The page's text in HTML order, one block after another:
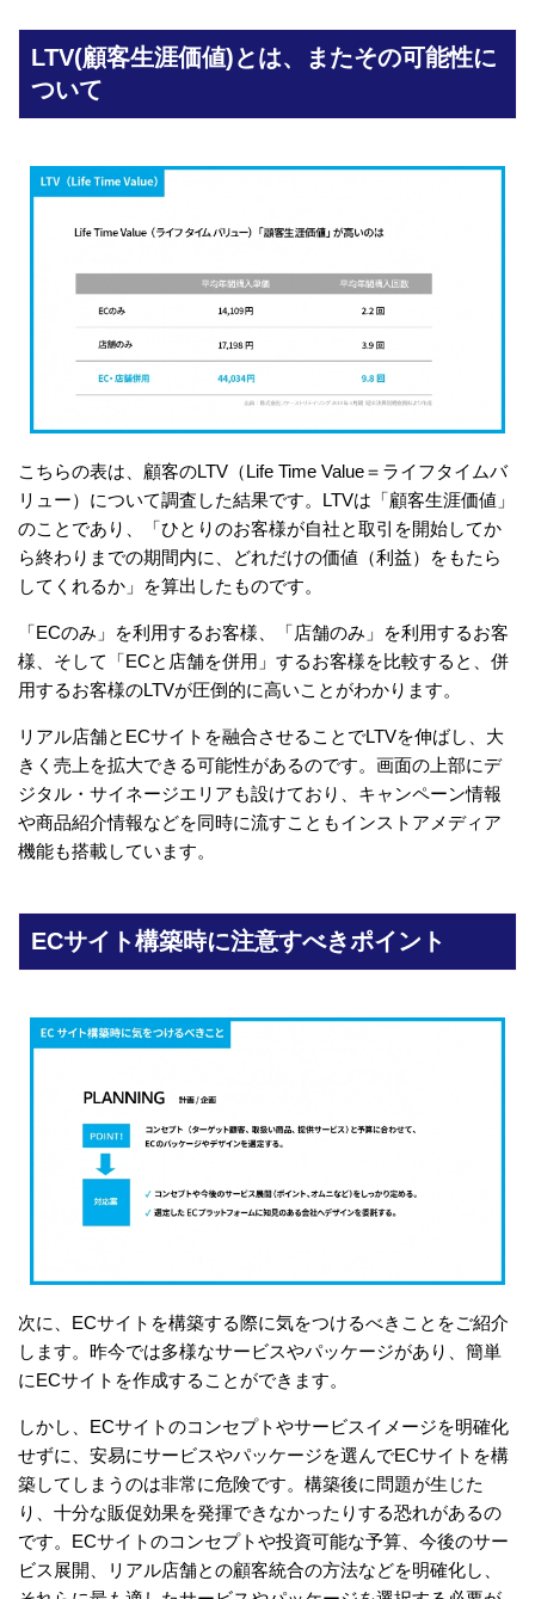
LTV(顧客生涯価値)とは、またその可能性に
ついて
こちらの表は、顧客のLTV（Life Time Value＝ライフタイムバ
リュー）について調査した結果です。LTVは「顧客生涯価値」
のことであり、「ひとりのお客様が自社と取引を開始してか
ら終わりまでの期間内に、どれだけの価値（利益）をもたら
してくれるか」を算出したものです。
「ECのみ」を利用するお客様、「店舗のみ」を利用するお客
様、そして「ECと店舗を併用」するお客様を比較すると、併
用するお客様のLTVが圧倒的に高いことがわかります。
リアル店舗とECサイトを融合させることでLTVを伸ばし、大
きく売上を拡大できる可能性があるのです。画面の上部にデ
ジタル・サイネージエリアも設けており、キャンペーン情報
や商品紹介情報などを同時に流すこともインストアメディア
機能も搭載しています。
ECサイト構築時に注意すべきポイント
次に、ECサイトを構築する際に気をつけるべきことをご紹介
します。昨今では多様なサービスやパッケージがあり、簡単
にECサイトを作成することができます。
しかし、ECサイトのコンセプトやサービスイメージを明確化
せずに、安易にサービスやパッケージを選んでECサイトを構
築してしまうのは非常に危険です。構築後に問題が生じた
り、十分な販促効果を発揮できなかったりする恐れがあるの
です。ECサイトのコンセプトや投資可能な予算、今後のサー
ビス展開、リアル店舗との顧客統合の方法などを明確化し、